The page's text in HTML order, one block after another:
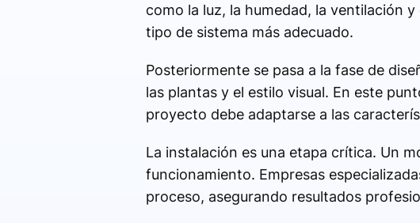
como la luz, la humedad, la ventilación
tipo de sistema más adecuado.
Posteriormente se pasa a la fase de
las plantas y el estilo visual. En este
proyecto debe adaptarse a las
La instalación es una etapa crítica. Un
funcionamiento. Empresas
proceso, asegurando resultados